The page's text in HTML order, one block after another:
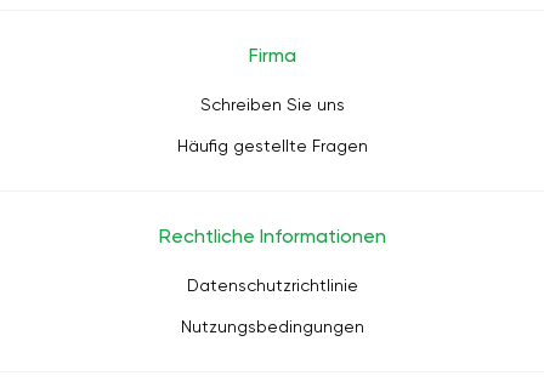
Firma
Schreiben Sie uns
Häufig gestellte Fragen
Rechtliche Informationen
Datenschutzrichtlinie
Nutzungsbedingungen